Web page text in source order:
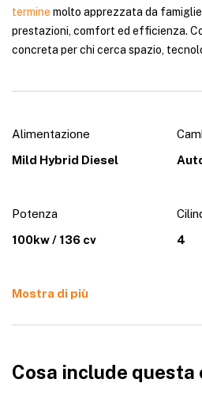
termine molto apprezzata da
prestazioni, comfort ed efficienza.
concreta per chi cerca spazio,
Alimentazione
Mild Hybrid Diesel
Potenza
100kw / 136 cv
4
Mostra di più
Cosa include